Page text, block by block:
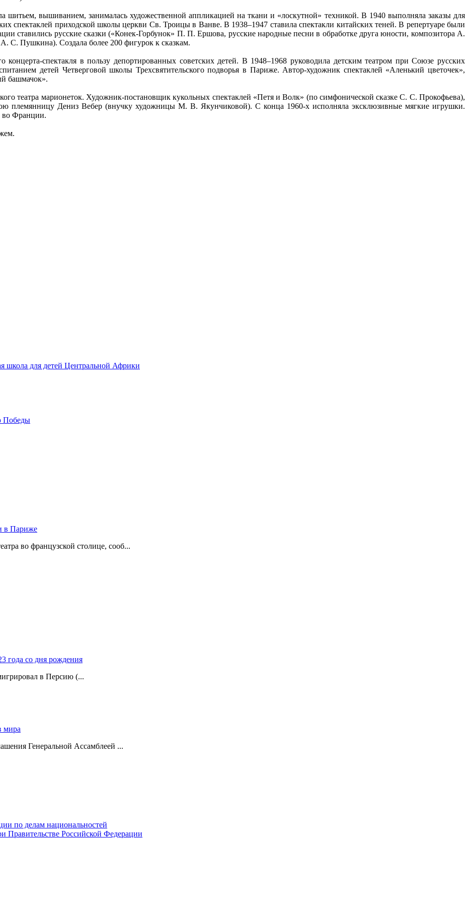
вышиванием, занималась художественной аппликацией на ткани и «лоскутной» техникой. В 1940 выполняла заказы для
спектаклей приходской школы церкви Св. Троицы в Ванве. В 1938–1947 ставила спектакли китайских теней. В репертуаре были
ставились русские сказки («Конек-Горбунок» П. П. Ершова, русские народные песни в обработке друга юности, композитора А.
С. Пушкина). Создала более 200 фигурок к сказкам.
концерта-спектакля в пользу депортированных советских детей. В 1948–1968 руководила детским театром при Союзе русских
детей Четверговой школы Трехсвятительского подворья в Париже. Автор-художник спектаклей «Аленький цветочек»,
башмачок».
театра марионеток. Художник-постановщик кукольных спектаклей «Петя и Волк» (по симфонической сказке С. С. Прокофьева),
племянницу Дениз Вебер (внучку художницы М. В. Якунчиковой). С конца 1960-х исполняла эксклюзивные мягкие игрушки.
во Франции.
школа для детей Центральной Африки
Победы
в Париже
во французской столице, сооб...
года со дня рождения
в Персию (...
мира
Генеральной Ассамблеей ...
по делам национальностей
Правительстве Российской Федерации